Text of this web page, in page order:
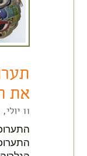
את
11 יולי, 2025